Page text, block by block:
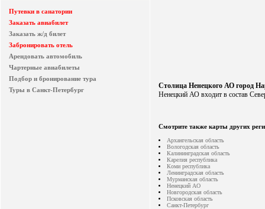
Путевки в санатории
Заказать авиабилет
Заказать ж/д билет
Забронировать отель
Арендовать автомобиль
Чартерные авиабилеты
Подбор и бронирование тура
Туры в Санкт-Петербург
Столица Ненецкого АО город
Ненецкий АО входит в состав
Смотрите также карты других
Архангельская область
Вологодская область
Калининградская область
Карелия республика
Коми республика
Ленинградская область
Мурманская область
Ненецкий АО
Новгородская область
Псковская область
Санкт-Петербург